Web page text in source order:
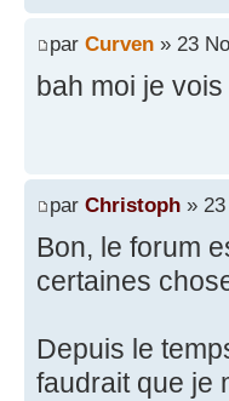
par Curven » 23
bah moi je
par Christoph »
Bon, le forum
certaines
Depuis le
faudrait que je